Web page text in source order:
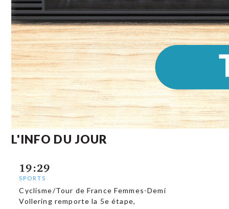
L'INFO DU JOUR
19:29
SPORTS
Cyclisme/Tour de France Femmes-Demi
Vollering remporte la 5e étape,